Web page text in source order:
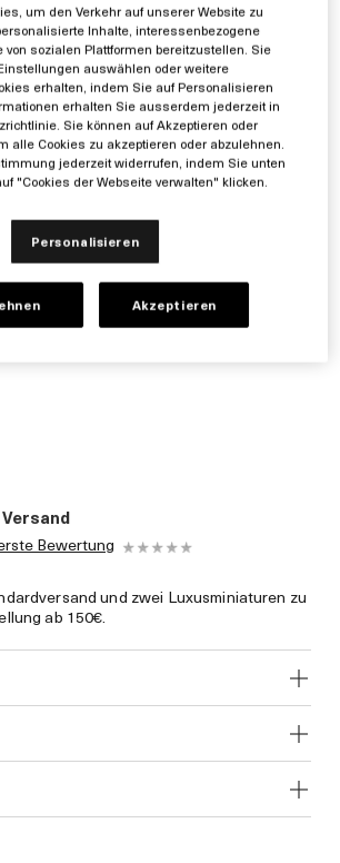
Bewertung
und zwei Luxusminiaturen zu
ab 150€.
um den Verkehr auf unserer Website zu
Inhalte, interessenbezogene
von sozialen Plattformen bereitzustellen. Sie
auswählen oder weitere
erhalten, indem Sie auf Personalisieren
erhalten Sie ausserdem jederzeit in
Sie können auf Akzeptieren oder
alle Cookies zu akzeptieren oder abzulehnen.
jederzeit widerrufen, indem Sie unten
"Cookies der Webseite verwalten" klicken.
Personalisieren
Akzeptieren